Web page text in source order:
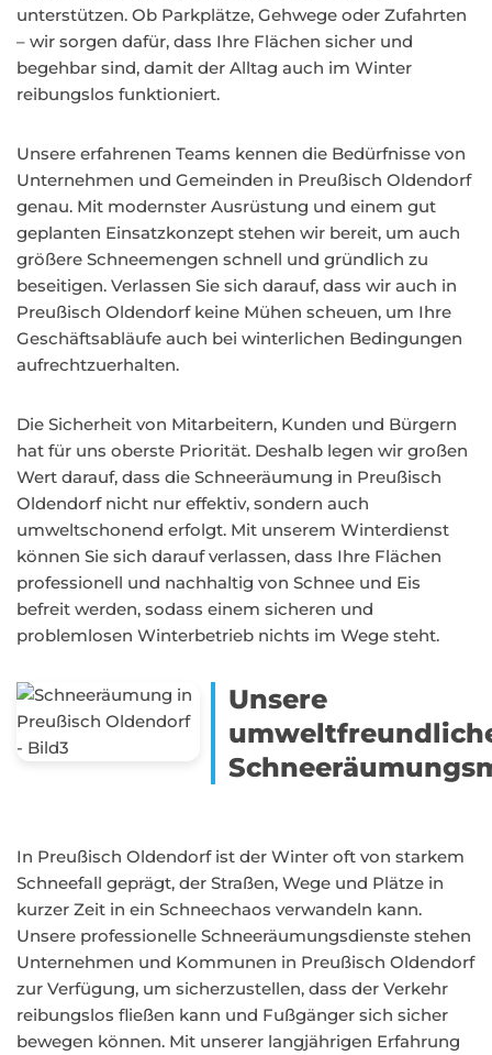
unterstützen. Ob Parkplätze, Gehwege oder Zufahrten
– wir sorgen dafür, dass Ihre Flächen sicher und
begehbar sind, damit der Alltag auch im Winter
reibungslos funktioniert.
Unsere erfahrenen Teams kennen die Bedürfnisse von
Unternehmen und Gemeinden in Preußisch Oldendorf
genau. Mit modernster Ausrüstung und einem gut
geplanten Einsatzkonzept stehen wir bereit, um auch
größere Schneemengen schnell und gründlich zu
beseitigen. Verlassen Sie sich darauf, dass wir auch in
Preußisch Oldendorf keine Mühen scheuen, um Ihre
Geschäftsabläufe auch bei winterlichen Bedingungen
aufrechtzuerhalten.
Die Sicherheit von Mitarbeitern, Kunden und Bürgern
hat für uns oberste Priorität. Deshalb legen wir großen
Wert darauf, dass die Schneeräumung in Preußisch
Oldendorf nicht nur effektiv, sondern auch
umweltschonend erfolgt. Mit unserem Winterdienst
können Sie sich darauf verlassen, dass Ihre Flächen
professionell und nachhaltig von Schnee und Eis
befreit werden, sodass einem sicheren und
problemlosen Winterbetrieb nichts im Wege steht.
Unsere
In Preußisch Oldendorf ist der Winter oft von starkem
Schneefall geprägt, der Straßen, Wege und Plätze in
kurzer Zeit in ein Schneechaos verwandeln kann.
Unsere professionelle Schneeräumungsdienste stehen
Unternehmen und Kommunen in Preußisch Oldendorf
zur Verfügung, um sicherzustellen, dass der Verkehr
reibungslos fließen kann und Fußgänger sich sicher
bewegen können. Mit unserer langjährigen Erfahrung